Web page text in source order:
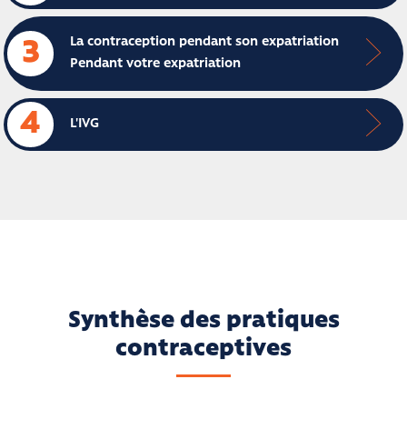
3
La contraception pendant son expatriation
Pendant votre expatriation
4 L'IVG
Synthèse des pratiques
contraceptives